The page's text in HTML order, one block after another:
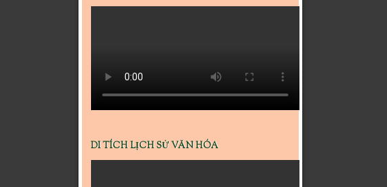
DI TÍCH LỊCH SỬ VĂN HÓA